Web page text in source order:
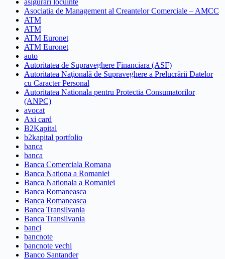
Asociatia de Management al Creantelor Comerciale – AMCC
ATM
ATM
ATM Euronet
ATM Euronet
auto
Autoritatea de Supraveghere Financiara (ASF)
Autoritatea Naţională de Supraveghere a Prelucrării Datelor
cu Caracter Personal
Autoritatea Nationala pentru Protectia Consumatorilor
(ANPC)
avocat
Axi card
B2Kapital
b2kapital portfolio
banca
banca
Banca Comerciala Romana
Banca Nationa a Romaniei
Banca Nationala a Romaniei
Banca Romaneasca
Banca Romaneasca
Banca Transilvania
Banca Transilvania
banci
bancnote
bancnote vechi
Banco Santander